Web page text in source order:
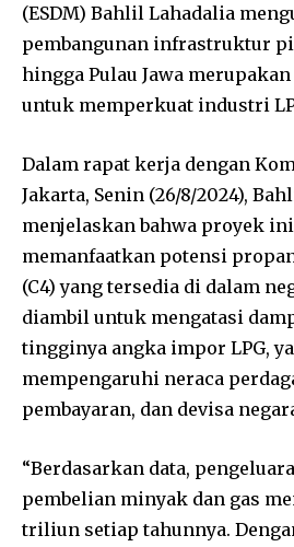
(ESDM) Bahlil Lahadalia
pembangunan infrastruktur
hingga Pulau Jawa
untuk memperkuat industri
Dalam rapat kerja dengan
Jakarta, Senin (26/8/2024),
menjelaskan bahwa proyek
memanfaatkan potensi
(C4) yang tersedia di dalam
diambil untuk mengatasi
tingginya angka impor LPG,
mempengaruhi neraca
pembayaran, dan devisa
“Berdasarkan data,
pembelian minyak dan gas
triliun setiap tahunnya.